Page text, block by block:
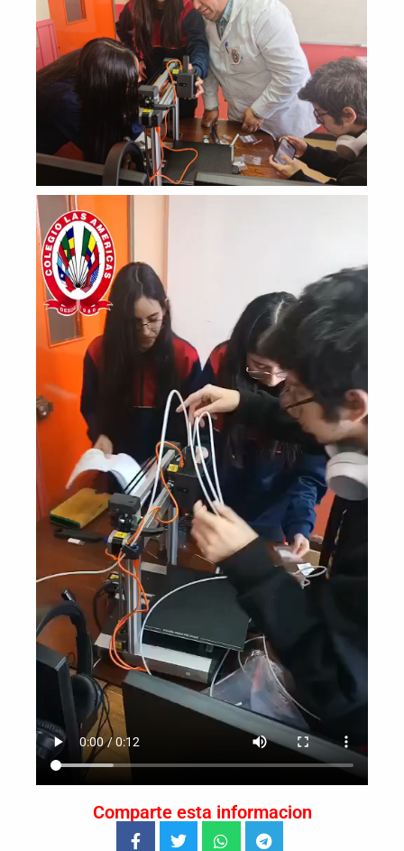
Comparte esta informacion